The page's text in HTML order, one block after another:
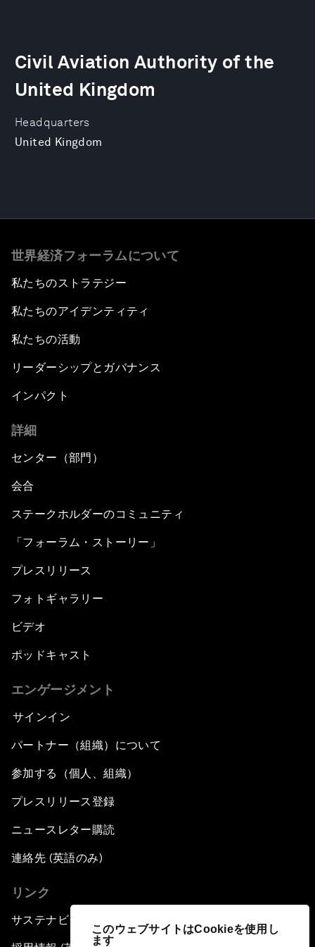
このウェブサイトはCookieを使用し
ます
Headquarters
United Kingdom
Civil Aviation Authority of the
United Kingdom
世界経済フォーラムについて
私たちのストラテジー
私たちのアイデンティティ
私たちの活動
リーダーシップとガバナンス
インパクト
詳細
センター（部門）
会合
ステークホルダーのコミュニティ
「フォーラム・ストーリー」
プレスリリース
フォトギャラリー
ビデオ
ポッドキャスト
エンゲージメント
サインイン
パートナー（組織）について
参加する（個人、組織）
プレスリリース登録
ニュースレター購読
連絡先 (英語のみ)
リンク
サステナビリティへの取り組み